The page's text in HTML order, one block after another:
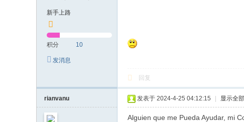
新手上路
积分 10
发消息
回复
rianvanu 发表于 2024-4-25 04:12:15 显示全
Alguien que me Pueda Ayudar, mi